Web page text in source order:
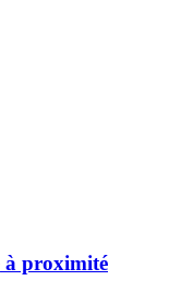
à proximité